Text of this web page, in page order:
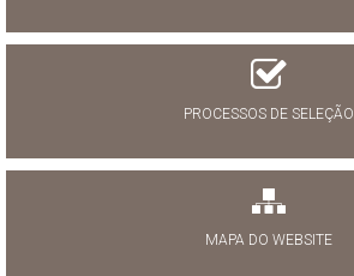
PROCESSOS DE SELEÇÃO
MAPA DO WEBSITE